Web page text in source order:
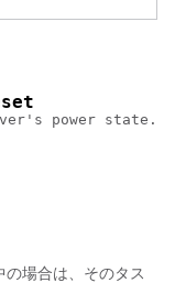
power state.
場合は、そのタス